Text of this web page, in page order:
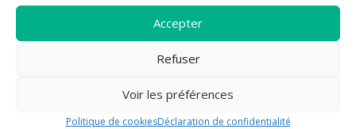
Accepter
Refuser
Voir les préférences
Politique de cookiesDéclaration de confidentialité
Prochainement dans la
paroisse